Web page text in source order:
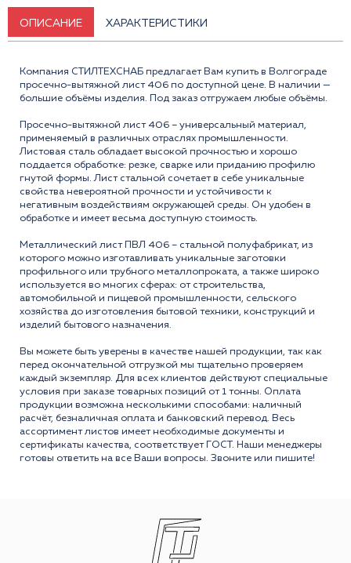
ОПИСАНИЕ ХАРАКТЕРИСТИКИ
Компания СТИЛТЕХСНАБ предлагает Вам купить в Волгограде
просечно-вытяжной лист 406 по доступной цене. В наличии —
большие объёмы изделия. Под заказ отгружаем любые объёмы.
Просечно-вытяжной лист 406 – универсальный материал,
применяемый в различных отраслях промышленности.
Листовая сталь обладает высокой прочностью и хорошо
поддается обработке: резке, сварке или приданию профилю
гнутой формы. Лист стальной сочетает в себе уникальные
свойства невероятной прочности и устойчивости к
негативным воздействиям окружающей среды. Он удобен в
обработке и имеет весьма доступную стоимость.
Металлический лист ПВЛ 406 – стальной полуфабрикат, из
которого можно изготавливать уникальные заготовки
профильного или трубного металлопроката, а также широко
используется во многих сферах: от строительства,
автомобильной и пищевой промышленности, сельского
хозяйства до изготовления бытовой техники, конструкций и
изделий бытового назначения.
Вы можете быть уверены в качестве нашей продукции, так как
перед окончательной отгрузкой мы тщательно проверяем
каждый экземпляр. Для всех клиентов действуют специальные
условия при заказе товарных позиций от 1 тонны. Оплата
продукции возможна несколькими способами: наличный
расчёт, безналичная оплата и банковский перевод. Весь
ассортимент листов имеет необходимые документы и
сертификаты качества, соответствует ГОСТ. Наши менеджеры
готовы ответить на все Ваши вопросы. Звоните или пишите!